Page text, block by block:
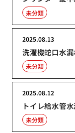
未分類
洗濯機蛇口水
2025.08.13
未分類
トイレ給水管
2025.08.12
未分類